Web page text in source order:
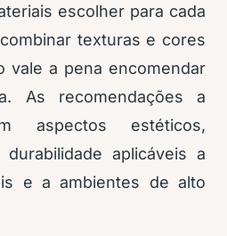
escolher para cada
texturas e cores
vale a pena encomendar
As recomendações a
aspectos estéticos,
aplicáveis a
e a ambientes de alto